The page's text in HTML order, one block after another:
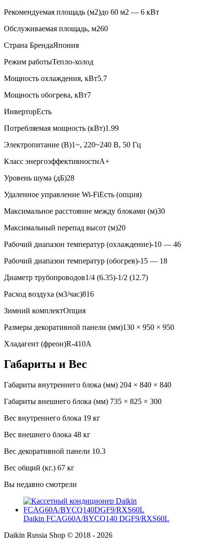
Рекомендуемая площадь (м2)до 60 м2 — 6 кВт
Обслуживаемая площадь, м260
Страна БрендаЯпония
Режим работыТепло-холод
Мощность охлаждения, кВт5.7
Мощность обогрева, кВт7
ИнверторЕсть
Потребляемая мощность (кВт)1.99
Электропитание (В)1~, 220~240 В, 50 Гц
Класс энергоэффективностиA+
Уровень шума (дБ)28
Удаленное управление Wi-FiЕсть (опция)
Максимальное расстояние между блоками (м)30
Максимальный перепад высот (м)20
Рабочий диапазон температур (охлаждение)-10 — 46
Рабочий диапазон температур (обогрев)-15 — 18
Диаметр трубопроводов1/4 (6.35)-1/2 (12.7)
Расход воздуха (м3/час)816
Зимний комплектОпция
Размеры декоративной панели (мм)130 × 950 × 950
Хладагент (фреон)R-410A
Габариты и Вес
Габариты внутреннего блока (мм) 204 × 840 × 840
Габариты внешнего блока (мм) 735 × 825 × 300
Вес внутреннего блока 19 кг
Вес внешнего блока 48 кг
Вес декоративной панели 10.3
Вес общий (кг.) 67 кг
Вы недавно смотрели
Daikin FCAG60A/BYCQ140 DGF9/RXS60L
Daikin Russia Shop © 2018 - 2026